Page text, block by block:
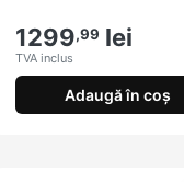
1299,99 lei
TVA inclus
Adaugă în coș